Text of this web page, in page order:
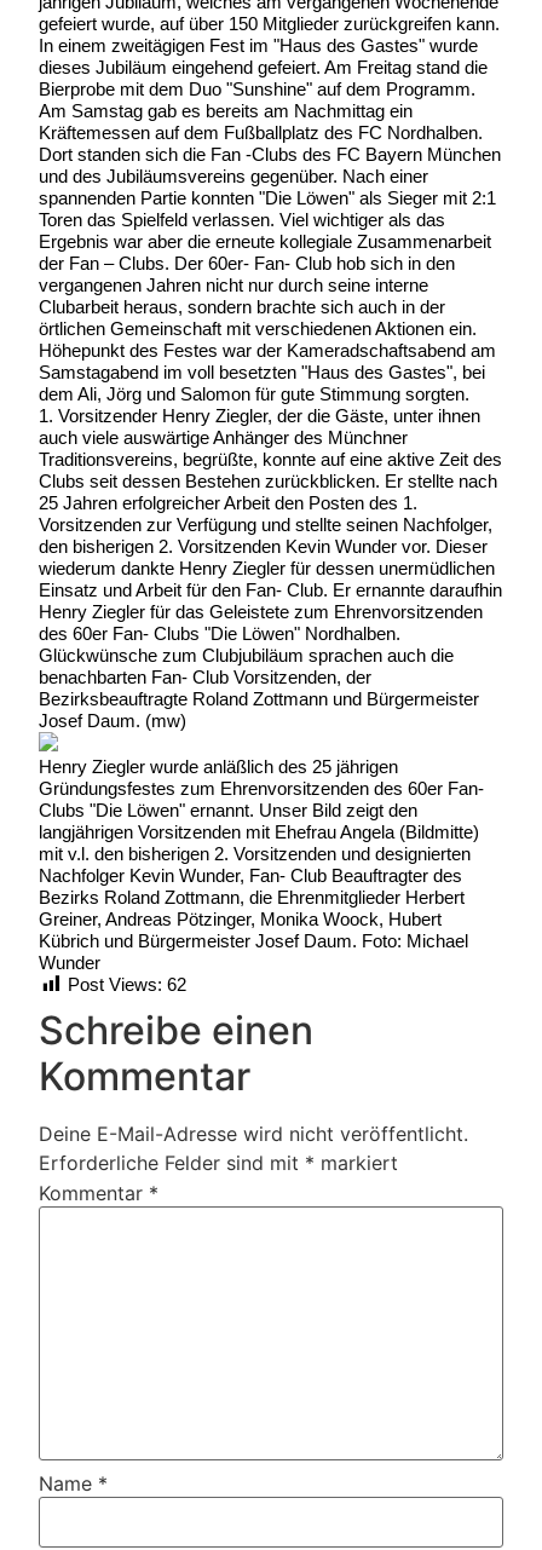
gefeiert wurde, auf über 150 Mitglieder zurückgreifen kann.
In einem zweitägigen Fest im "Haus des Gastes" wurde
dieses Jubiläum eingehend gefeiert. Am Freitag stand die
Bierprobe mit dem Duo "Sunshine" auf dem Programm.
Am Samstag gab es bereits am Nachmittag ein
Kräftemessen auf dem Fußballplatz des FC Nordhalben.
Dort standen sich die Fan -Clubs des FC Bayern München
und des Jubiläumsvereins gegenüber. Nach einer
spannenden Partie konnten "Die Löwen" als Sieger mit 2:1
Toren das Spielfeld verlassen. Viel wichtiger als das
Ergebnis war aber die erneute kollegiale Zusammenarbeit
der Fan – Clubs. Der 60er- Fan- Club hob sich in den
vergangenen Jahren nicht nur durch seine interne
Clubarbeit heraus, sondern brachte sich auch in der
örtlichen Gemeinschaft mit verschiedenen Aktionen ein.
Höhepunkt des Festes war der Kameradschaftsabend am
Samstagabend im voll besetzten "Haus des Gastes", bei
dem Ali, Jörg und Salomon für gute Stimmung sorgten.
1. Vorsitzender Henry Ziegler, der die Gäste, unter ihnen
auch viele auswärtige Anhänger des Münchner
Traditionsvereins, begrüßte, konnte auf eine aktive Zeit des
Clubs seit dessen Bestehen zurückblicken. Er stellte nach
25 Jahren erfolgreicher Arbeit den Posten des 1.
Vorsitzenden zur Verfügung und stellte seinen Nachfolger,
den bisherigen 2. Vorsitzenden Kevin Wunder vor. Dieser
wiederum dankte Henry Ziegler für dessen unermüdlichen
Einsatz und Arbeit für den Fan- Club. Er ernannte daraufhin
Henry Ziegler für das Geleistete zum Ehrenvorsitzenden
des 60er Fan- Clubs "Die Löwen" Nordhalben.
Glückwünsche zum Clubjubiläum sprachen auch die
benachbarten Fan- Club Vorsitzenden, der
Bezirksbeauftragte Roland Zottmann und Bürgermeister
Josef Daum. (mw)
Henry Ziegler wurde anläßlich des 25 jährigen
Gründungsfestes zum Ehrenvorsitzenden des 60er Fan-
Clubs "Die Löwen" ernannt. Unser Bild zeigt den
langjährigen Vorsitzenden mit Ehefrau Angela (Bildmitte)
mit v.l. den bisherigen 2. Vorsitzenden und designierten
Nachfolger Kevin Wunder, Fan- Club Beauftragter des
Bezirks Roland Zottmann, die Ehrenmitglieder Herbert
Greiner, Andreas Pötzinger, Monika Woock, Hubert
Kübrich und Bürgermeister Josef Daum. Foto: Michael
Wunder
Post Views: 62
Schreibe einen
Kommentar
Deine E-Mail-Adresse wird nicht veröffentlicht.
Erforderliche Felder sind mit * markiert
Kommentar *
Name *